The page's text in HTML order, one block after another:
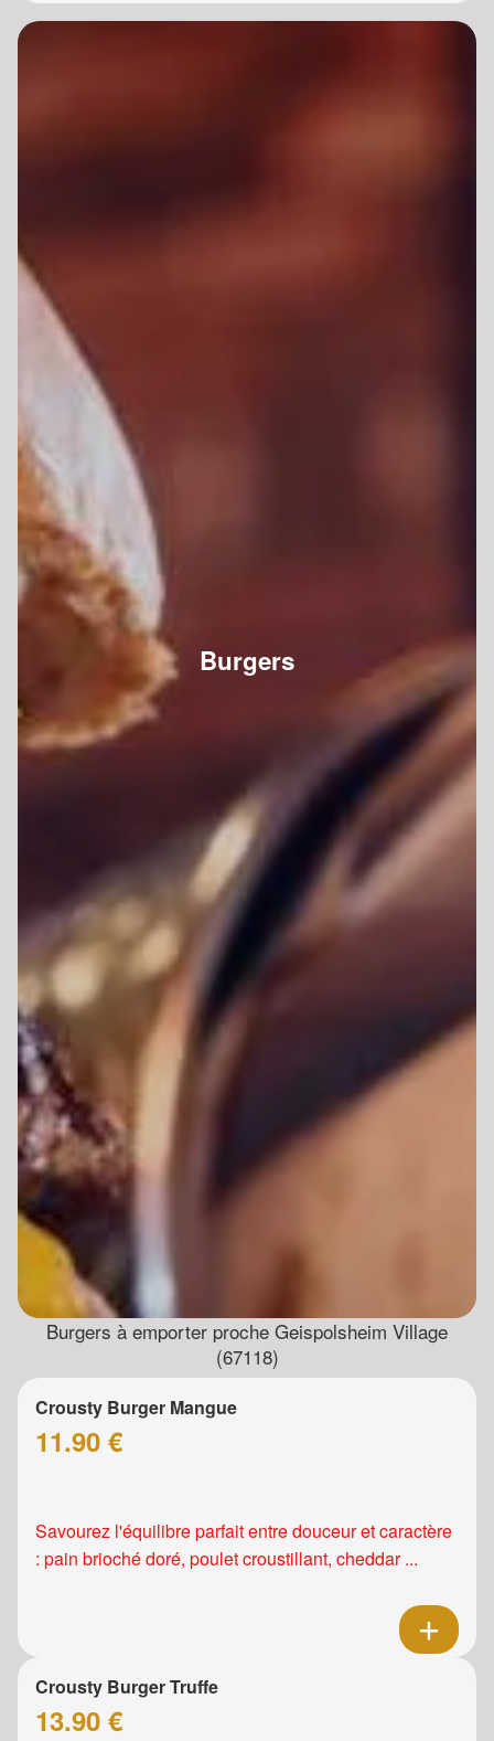
Burgers
Burgers à emporter proche Geispolsheim Village
(67118)
Crousty Burger Mangue
11.90 €
Savourez l'équilibre parfait entre douceur et caractère
: pain brioché doré, poulet croustillant, cheddar ...
Crousty Burger Truffe
13.90 €